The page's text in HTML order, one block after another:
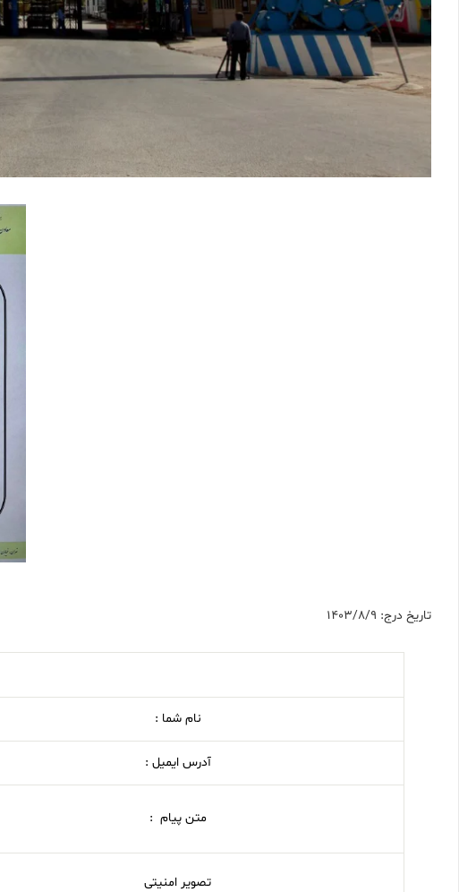
تاریخ درج: 1403/8/9
نام شما :
آدرس ایمیل :
متن پیام :
تصویر امنیتی